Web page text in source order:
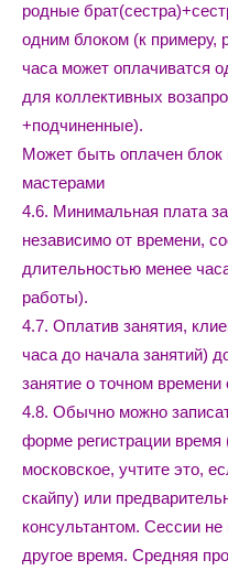
родные
одним блоком (к примеру,
часа может оплачиватся
для коллективных
+подчиненные).
Может быть оплачен блок
мастерами
4.6. Минимальная плата
независимо от времени,
длительностью менее
работы).
4.7. Оплатив занятия,
часа до начала занятий)
занятие о точном времени
4.8. Обычно можно
форме регистрации время
московское, учтите это,
скайпу) или
консультантом. Сессии
другое время. Средняя